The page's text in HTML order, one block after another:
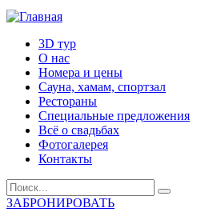
3D тур
О нас
Номера и цены
Сауна, хамам, спортзал
Рестораны
Специальные предложения
Всё о свадьбах
Фотогалерея
Контакты
ЗАБРОНИРОВАТЬ